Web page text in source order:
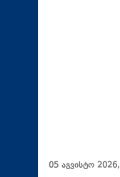
05 აგვისტო 2026,